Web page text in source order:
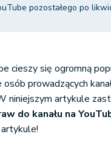
pozostałego po
cieszy się ogromną
prowadzących
niniejszym artykule
do kanału na